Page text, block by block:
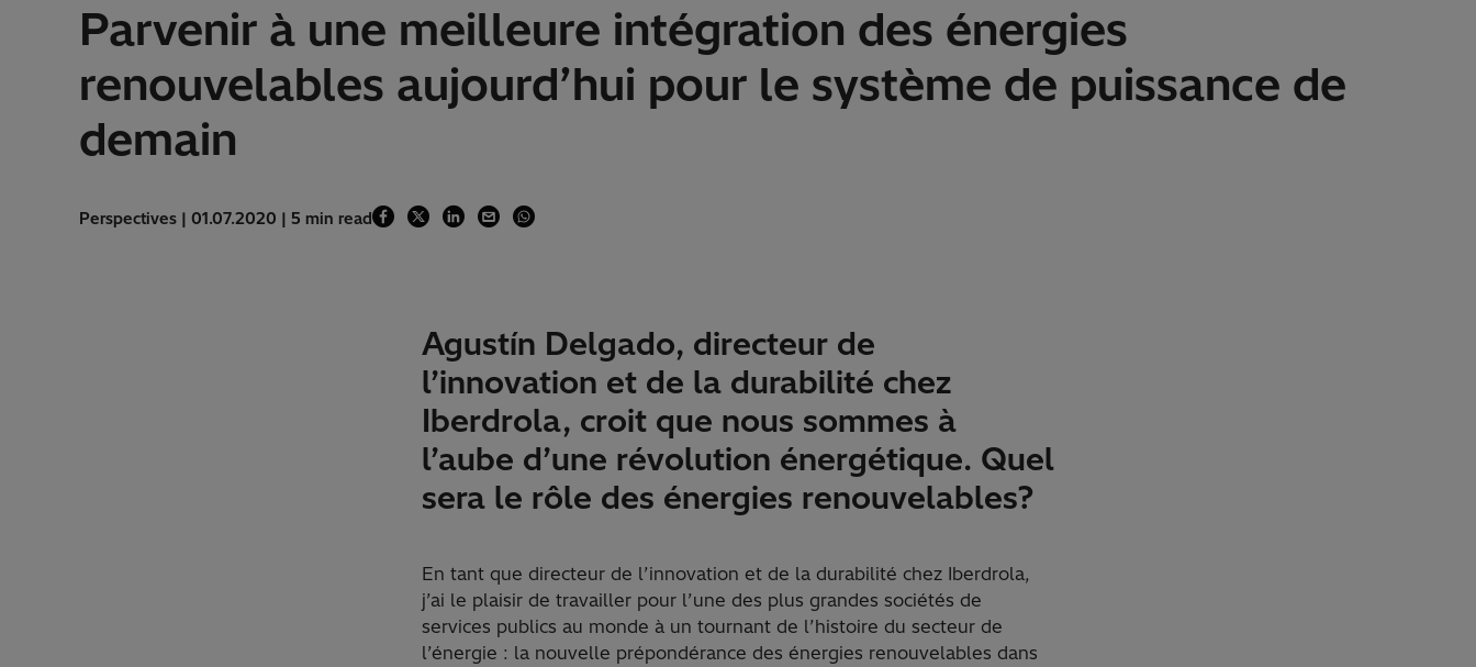
Parvenir à une meilleure intégration des énergies
renouvelables aujourd’hui pour le système de puissance de
demain
Perspectives | 01.07.2020 | 5 min read
Agustín Delgado, directeur de
l’innovation et de la durabilité chez
Iberdrola, croit que nous sommes à
l’aube d’une révolution énergétique. Quel
sera le rôle des énergies renouvelables?
En tant que directeur de l’innovation et de la durabilité chez Iberdrola,
j’ai le plaisir de travailler pour l’une des plus grandes sociétés de
services publics au monde à un tournant de l’histoire du secteur de
l’énergie : la nouvelle prépondérance des énergies renouvelables dans